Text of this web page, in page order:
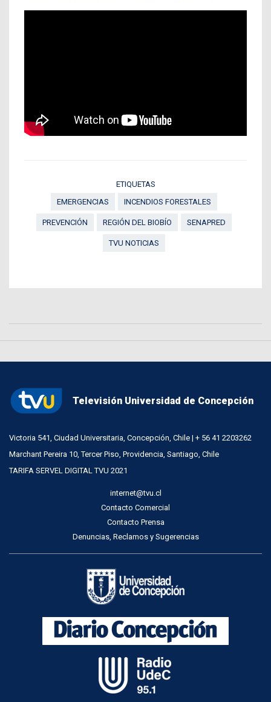
ETIQUETAS
EMERGENCIAS
INCENDIOS FORESTALES
PREVENCIÓN REGIÓN DEL BIOBÍO SENAPRED
TVU NOTICIAS
Televisión Universidad de Concepción
Victoria 541, Ciudad Universitaria, Concepción, Chile | + 56 41 2203262
Marchant Pereira 10, Tercer Piso, Providencia, Santiago, Chile
TARIFA SERVEL DIGITAL TVU 2021
internet@tvu.cl
Contacto Comercial
Contacto Prensa
Denuncias, Reclamos y Sugerencias